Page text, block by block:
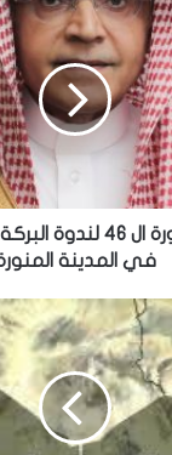
انطلاق أعمال الدورة
في المدينة